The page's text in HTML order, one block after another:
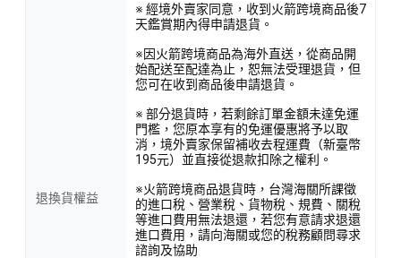
退換貨權益
※ 經境外賣家同意，收到火箭跨境商品後7
天鑑賞期內得申請退貨。
※因火箭跨境商品為海外直送，從商品開
始配送至配達為止，恕無法受理退貨，但
您可在收到商品後申請退貨。
※ 部分退貨時，若剩餘訂單金額未達免運
門檻，您原本享有的免運優惠將予以取
消，境外賣家保留補收去程運費（新臺幣
195元）並直接從退款扣除之權利。
※火箭跨境商品退貨時，台灣海關所課徵
的進口稅、營業稅、貨物稅、規費、關稅
等進口費用無法退還，若您有意請求退還
進口費用，請向海關或您的稅務顧問尋求
諮詢及協助